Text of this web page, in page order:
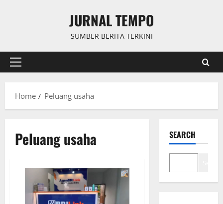
JURNAL TEMPO
SUMBER BERITA TERKINI
Primary
Home
Peluang usaha
Peluang usaha SEARCH